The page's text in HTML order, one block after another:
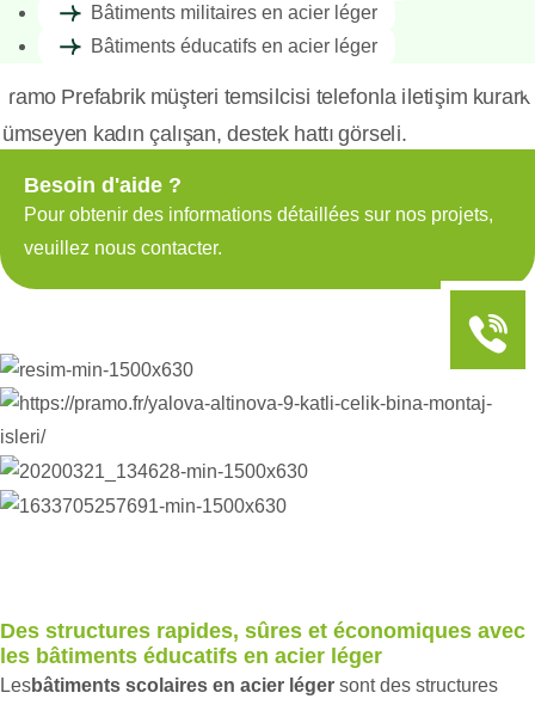
Bâtiments militaires en acier léger
Bâtiments éducatifs en acier léger
Besoin d'aide ?
Pour obtenir des informations détaillées sur nos projets,
veuillez nous contacter.
Des structures rapides, sûres et économiques avec
les bâtiments éducatifs en acier léger
Lesbâtiments scolaires en acier léger sont des structures